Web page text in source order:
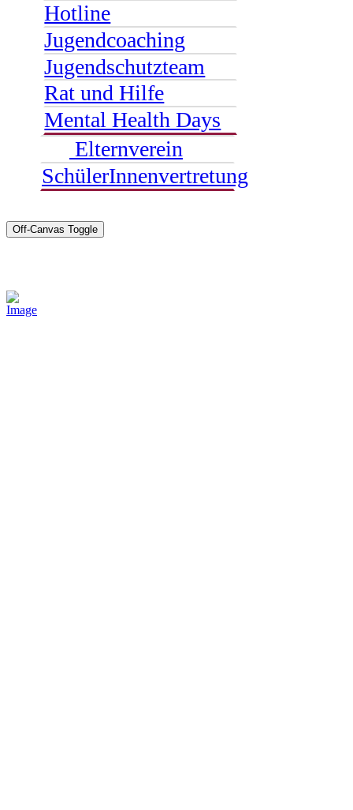
Hotline
Jugendcoaching
Jugendschutzteam
Rat und Hilfe
Mental Health Days
Elternverein
SchülerInnenvertretung
Off-Canvas Toggle